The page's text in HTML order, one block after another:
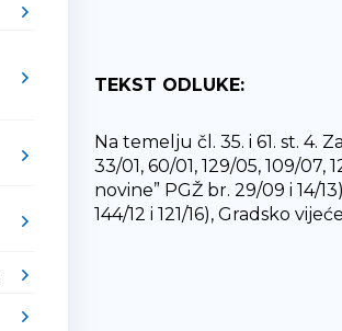
TEKST ODLUKE:
Na temelju čl. 35. i 61. st. 4.
33/01, 60/01, 129/05, 109/07,
novine” PGŽ br. 29/09 i 14/
144/12 i 121/16), Gradsko